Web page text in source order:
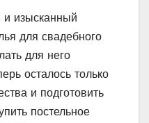
изысканный
для свадебного
для него
осталось только
и подготовить
постельное